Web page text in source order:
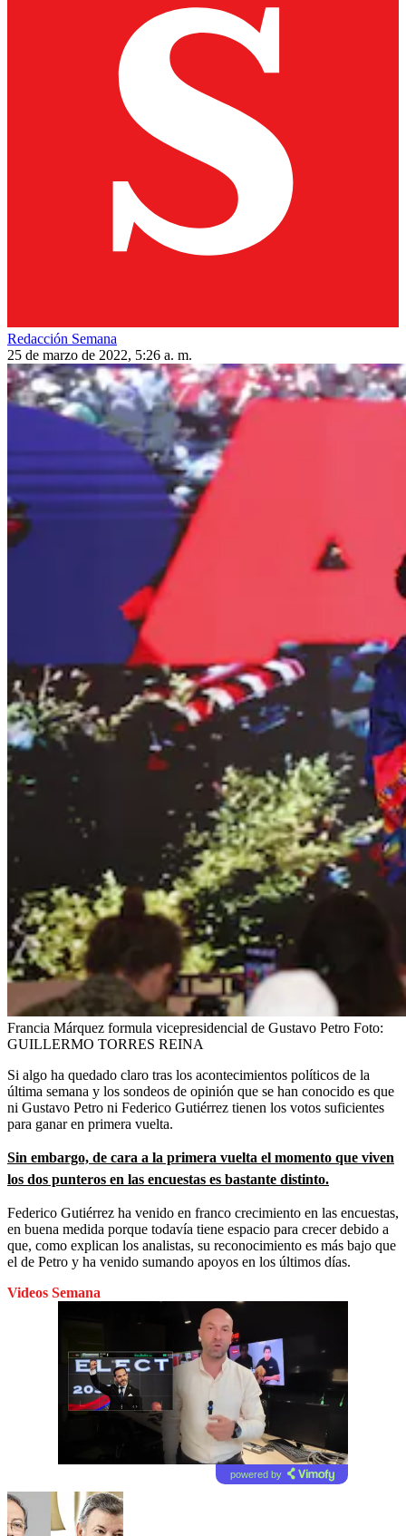
Redacción Semana
25 de marzo de 2022, 5:26 a. m.
Francia Márquez formula vicepresidencial de Gustavo Petro Foto:
GUILLERMO TORRES REINA
Si algo ha quedado claro tras los acontecimientos políticos de la
última semana y los sondeos de opinión que se han conocido es que
ni Gustavo Petro ni Federico Gutiérrez tienen los votos suficientes
para ganar en primera vuelta.
Sin embargo, de cara a la primera vuelta el momento que viven
los dos punteros en las encuestas es bastante distinto.
Federico Gutiérrez ha venido en franco crecimiento en las encuestas,
en buena medida porque todavía tiene espacio para crecer debido a
que, como explican los analistas, su reconocimiento es más bajo que
el de Petro y ha venido sumando apoyos en los últimos días.
Videos Semana
powered by